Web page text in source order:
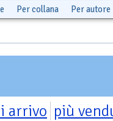
Per collana Per autore
arrivo più